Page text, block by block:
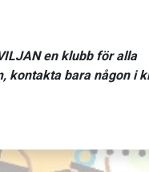
en klubb för alla
kontakta bara någon i